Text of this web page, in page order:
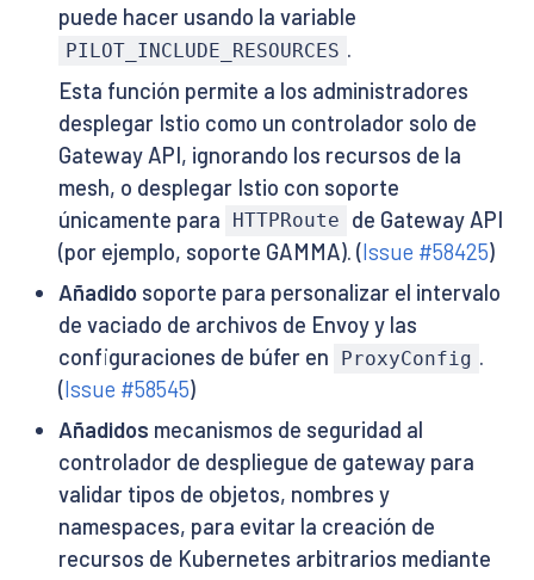
puede hacer usando la variable
PILOT_INCLUDE_RESOURCES .
Esta función permite a los administradores
desplegar Istio como un controlador solo de
Gateway API, ignorando los recursos de la
mesh, o desplegar Istio con soporte
únicamente para
HTTPRoute
de Gateway API
(por ejemplo, soporte GAMMA). (Issue #58425)
Añadidosoporte para personalizar el intervalo
de vaciado de archivos de Envoy y las
configuraciones de búfer en
ProxyConfig .
(Issue #58545)
Añadidos mecanismos de seguridad al
controlador de despliegue de gateway para
validar tipos de objetos, nombres y
namespaces, para evitar la creación de
recursos de Kubernetes arbitrarios mediante